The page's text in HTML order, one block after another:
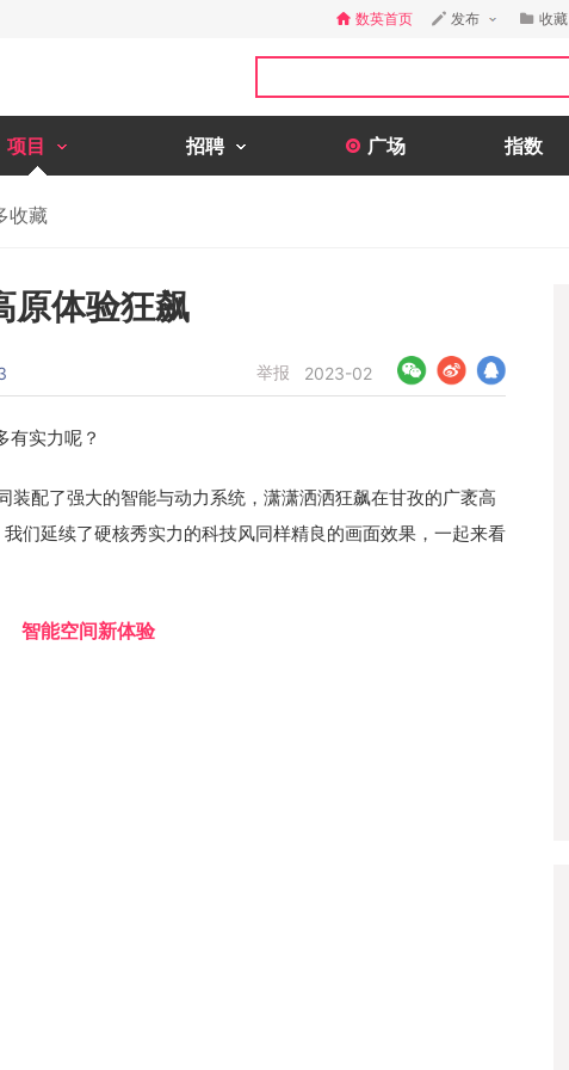
数英首页 发布 收藏
项目 招聘 广场 指数
收藏
原体验狂飙
举报 2023-02
有实力呢？
装配了强大的智能与动力系统，潇潇洒洒狂飙在甘孜的广袤高
们延续了硬核秀实力的科技风同样精良的画面效果，一起来看
智能空间新体验